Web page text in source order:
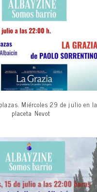
Miércoles 29 de julio en la
placeta Nevot